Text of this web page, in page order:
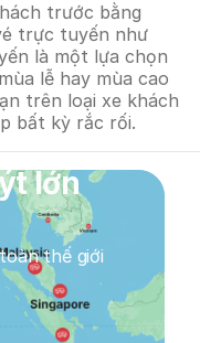
trước bằng
trực tuyến như
là một lựa chọn
lễ hay mùa cao
trên loại xe khách
bất kỳ rắc rối.
lớn
thế giới